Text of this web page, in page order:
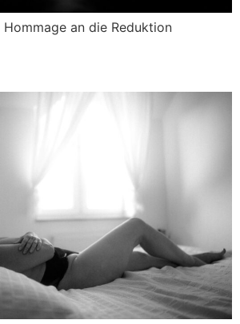
Hommage an die Reduktion